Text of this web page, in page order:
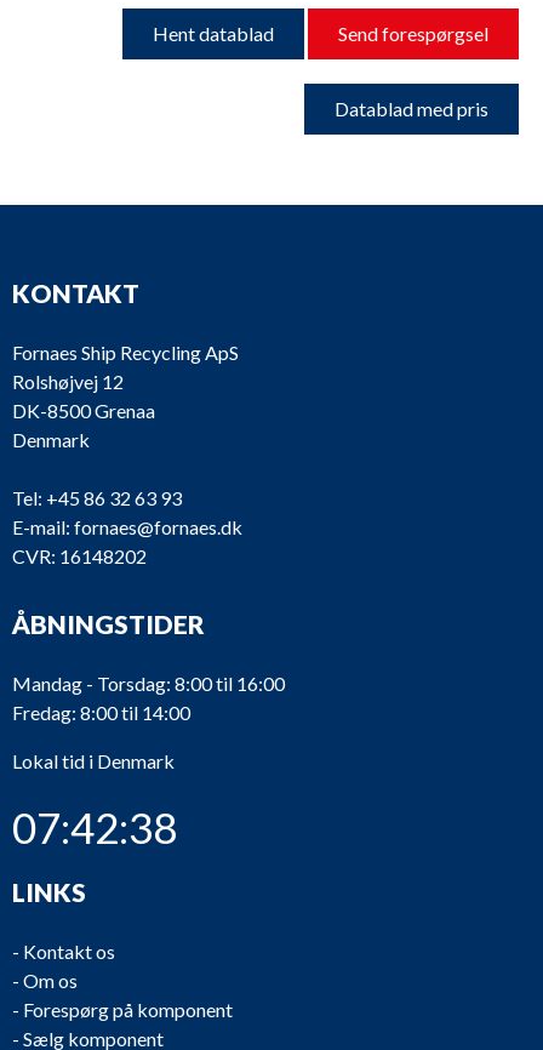
Hent datablad Send forespørgsel
Datablad med pris
KONTAKT
Fornaes Ship Recycling ApS
Rolshøjvej 12
DK-8500 Grenaa
Denmark
Tel: +45 86 32 63 93
E-mail: fornaes@fornaes.dk
CVR: 16148202
ÅBNINGSTIDER
Mandag - Torsdag: 8:00 til 16:00
Fredag: 8:00 til 14:00
Lokal tid i Denmark
07:42:38
LINKS
- Kontakt os
- Om os
- Forespørg på komponent
- Sælg komponent